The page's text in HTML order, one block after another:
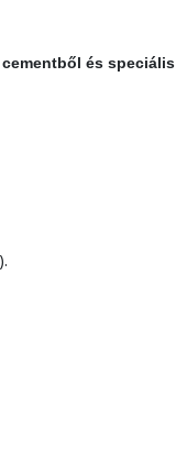
és speciális